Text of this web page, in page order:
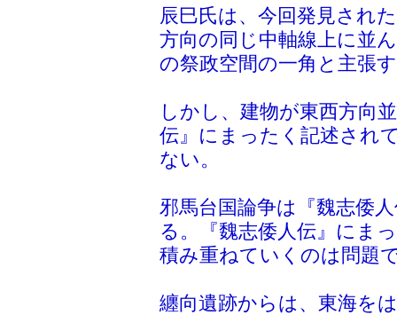
辰巳氏は、今回発見され
方向の同じ中軸線上に並
の祭政空間の一角と主張
しかし、建物が東西方向
伝』にまったく記述され
ない。
邪馬台国論争は『魏志倭
る。『魏志倭人伝』にま
積み重ねていくのは問題
纏向遺跡からは、東海を